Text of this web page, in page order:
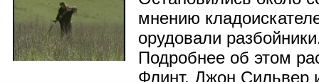
мнению
орудовали
Подробнее об этом
Флинт, Джон Сильвер